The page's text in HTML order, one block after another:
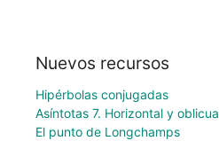
Nuevos recursos
Hipérbolas conjugadas
Asíntotas 7. Horizontal y oblicua
El punto de Longchamps